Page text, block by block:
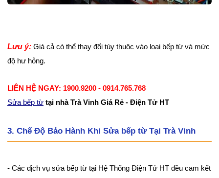
Lưu ý: Giá cả có thể thay đổi tùy thuộc vào loại bếp từ và mức
độ hư hỏng.
LIÊN HỆ NGAY: 1900.9200 - 0914.765.768
Sửa bếp từ tại nhà Trà Vinh Giá Rẻ - Điện Tử HT
3. Chế Độ Bảo Hành Khi Sửa bếp từ Tại Trà Vinh
- Các dịch vụ sửa bếp từ tại Hệ Thống Điện Tử HT đều cam kết